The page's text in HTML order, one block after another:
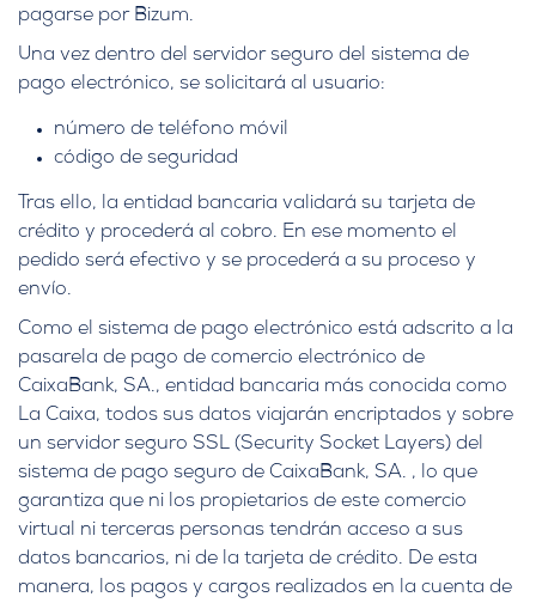
pagarse por Bizum.
Una vez dentro del servidor seguro del sistema de
pago electrónico, se solicitará al usuario:
número de teléfono móvil
código de seguridad
Tras ello, la entidad bancaria validará su tarjeta de
crédito y procederá al cobro. En ese momento el
pedido será efectivo y se procederá a su proceso y
envío.
Como el sistema de pago electrónico está adscrito a la
pasarela de pago de comercio electrónico de
CaixaBank, SA., entidad bancaria más conocida como
La Caixa, todos sus datos viajarán encriptados y sobre
un servidor seguro SSL (Security Socket Layers) del
sistema de pago seguro de CaixaBank, SA. , lo que
garantiza que ni los propietarios de este comercio
virtual ni terceras personas tendrán acceso a sus
datos bancarios, ni de la tarjeta de crédito. De esta
manera, los pagos y cargos realizados en la cuenta de